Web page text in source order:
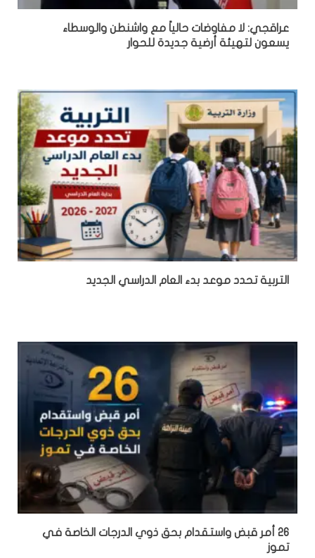
عراقجي: لا مفاوضات حالياً مع واشنطن والوسطاء
يسعون لتهيئة أرضية جديدة للحوار
التربية تحدد موعد بدء العام الدراسي الجديد
26 أمر قبض واستقدام بحق ذوي الدرجات الخاصة في
تموز